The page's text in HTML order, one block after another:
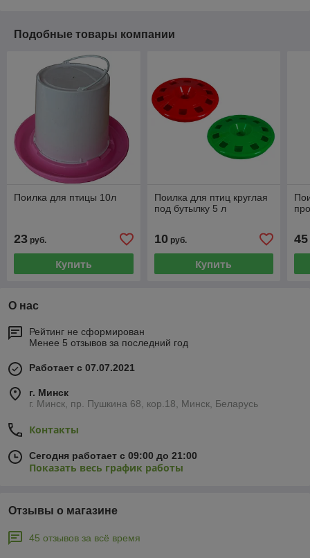
Подобные товары компании
Поилка для птицы 10л
23 руб.
Купить
Поилка для птиц круглая
под бутылку 5 л
10руб.
Купить
45
О нас
Рейтинг не сформирован
Менее 5 отзывов за последний год
Работает с 07.07.2021
г. Минск
г. Минск, пр. Пушкина 68, кор.18, Минск, Беларусь
Контакты
Сегодня работает с 09:00 до 21:00
Показать весь график работы
Отзывы о магазине
45 отзывов за всё время